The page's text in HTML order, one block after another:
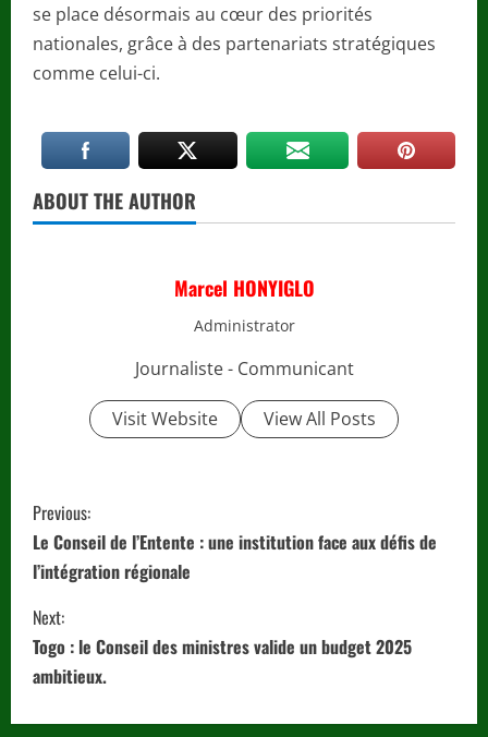
se place désormais au cœur des priorités
nationales, grâce à des partenariats stratégiques
comme celui-ci.
ABOUT THE AUTHOR
Marcel HONYIGLO
Administrator
Journaliste - Communicant
Visit Website View All Posts
C
o
n
t
i
Previous:
Le Conseil de l’Entente : une institution face aux défis de
l’intégration régionale
Next:
Togo : le Conseil des ministres valide un budget 2025
ambitieux.